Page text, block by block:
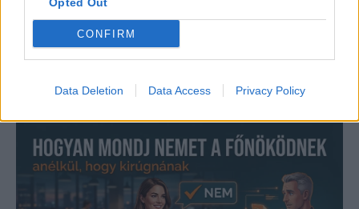
CONFIRM
Data Deletion Data Access Privacy Policy
Szilágyi Csilla szobra és a Vadvirágom projekt:
Völgyében